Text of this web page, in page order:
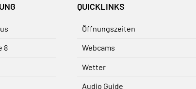
8
QUICKLINKS
Öffnungszeiten
Webcams
Wetter
Audio Guide